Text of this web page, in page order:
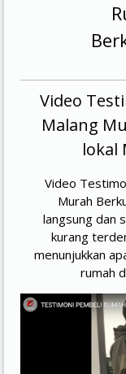
Video
Malang
lokal
Video
Murah
langsung dan
kurang
menunjukkan
rumah